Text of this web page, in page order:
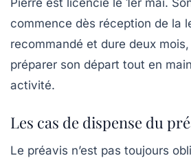
commence dès réception de la
recommandé et dure deux
préparer son départ tout en
activité.
Les cas de dispense du
Le préavis n’est pas toujours